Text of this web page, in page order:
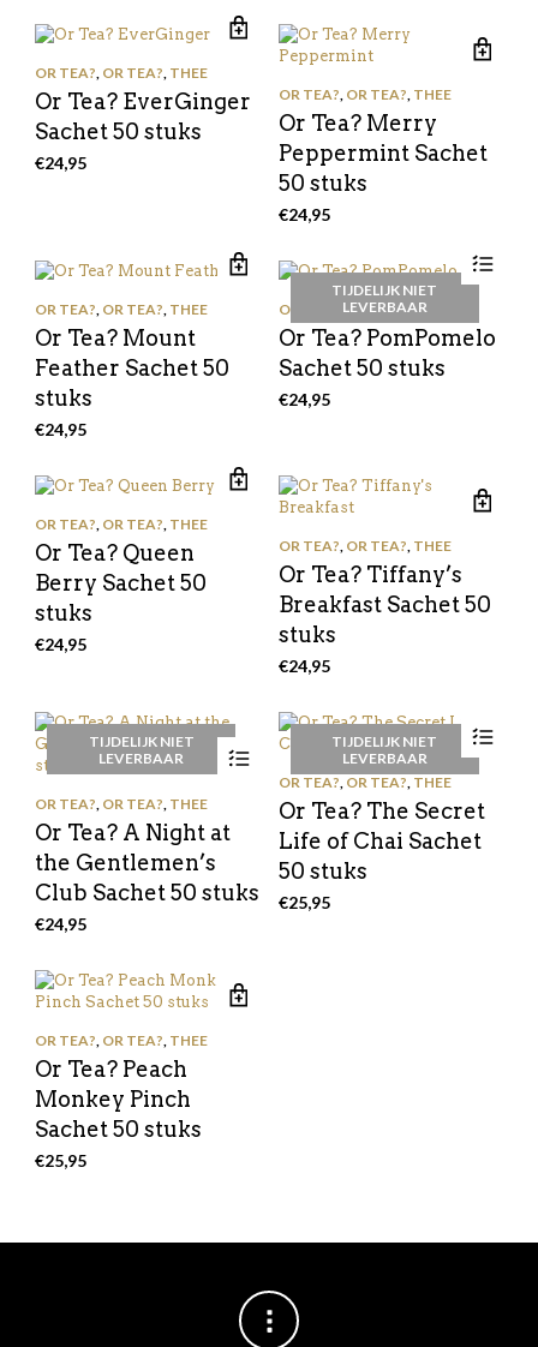
OR TEA?, OR TEA?, THEE
Or Tea? EverGinger
Sachet 50 stuks
€24,95
OR TEA?, OR TEA?, THEE
Or Tea? Merry
Peppermint Sachet
50 stuks
€24,95
OR TEA?, OR TEA?, THEE
Or Tea? Mount
Feather Sachet 50
stuks
€24,95
TIJDELIJK NIET
LEVERBAAR
OR TEA? ,OR TEA?,THEE
Or Tea? PomPomelo
Sachet 50 stuks
€24,95
OR TEA?, OR TEA?, THEE
Or Tea? Queen
Berry Sachet 50
stuks
€24,95
OR TEA?, OR TEA?, THEE
Or Tea? Tiffany’s
Breakfast Sachet 50
stuks
€24,95
TIJDELIJK NIET
LEVERBAAR
OR TEA?, OR TEA?, THEE
Or Tea? A Night at
the Gentlemen’s
Club Sachet 50 stuks
€24,95
TIJDELIJK NIET
LEVERBAAR
OR TEA?, OR TEA?, THEE
Or Tea? The Secret
Life of Chai Sachet
50 stuks
€25,95
OR TEA?, OR TEA?, THEE
Or Tea? Peach
Monkey Pinch
Sachet 50 stuks
€25,95